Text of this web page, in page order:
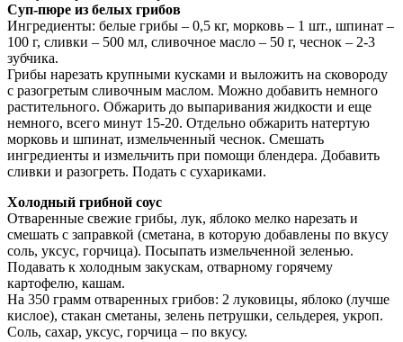
Суп-пюре из белых грибов
Ингредиенты: белые грибы – 0,5 кг, морковь – 1 шт., шпинат –
100 г, сливки – 500 мл, сливочное масло – 50 г, чеснок – 2-3
зубчика.
Грибы нарезать крупными кусками и выложить на сковороду
с разогретым сливочным маслом. Можно добавить немного
растительного. Обжарить до выпаривания жидкости и еще
немного, всего минут 15-20. Отдельно обжарить натертую
морковь и шпинат, измельченный чеснок. Смешать
ингредиенты и измельчить при помощи блендера. Добавить
сливки и разогреть. Подать с сухариками.
Холодный грибной соус
Отваренные свежие грибы, лук, яблоко мелко нарезать и
смешать с заправкой (сметана, в которую добавлены по вкусу
соль, уксус, горчица). Посыпать измельченной зеленью.
Подавать к холодным закускам, отварному горячему
картофелю, кашам.
На 350 грамм отваренных грибов: 2 луковицы, яблоко (лучше
кислое), стакан сметаны, зелень петрушки, сельдерея, укроп.
Соль, сахар, уксус, горчица – по вкусу.